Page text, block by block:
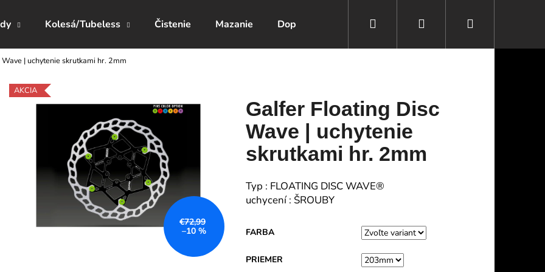
Kolesá/Tubeless Čistenie Mazanie Doplnky na bajk Doplnky na TebaPrihlásenie
| uchytenie skrutkami hr. 2mm
Galfer Floating Disc
Wave | uchytenie
skrutkami hr. 2mm
Typ : FLOATING DISC WAVE®
uchycení : ŠROUBY
FARBA
PRIEMER
AKCIA
€72,99
–10 %
Čo potrebujete nájsť?
HĽADAŤ
Odporúčame